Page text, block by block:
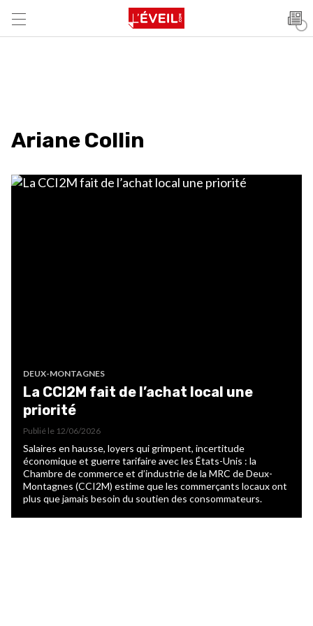
Ariane Collin
DEUX-MONTAGNES
La CCI2M fait de l’achat local une
priorité
Publié le 12/06/2026
Salaires en hausse, loyers qui grimpent, incertitude
économique et guerre tarifaire avec les États-Unis : la
Chambre de commerce et d’industrie de la MRC de Deux-
Montagnes (CCI2M) estime que les commerçants locaux ont
plus que jamais besoin du soutien des consommateurs.